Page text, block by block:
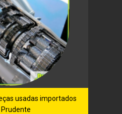
usadas importados
Prudente